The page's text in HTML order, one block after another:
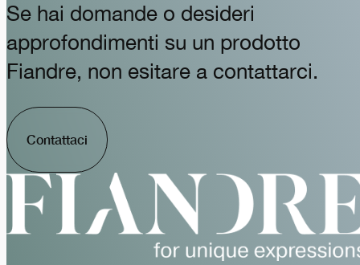
Se hai domande o desideri
approfondimenti su un prodotto
Fiandre, non esitare a contattarci.
Contattaci